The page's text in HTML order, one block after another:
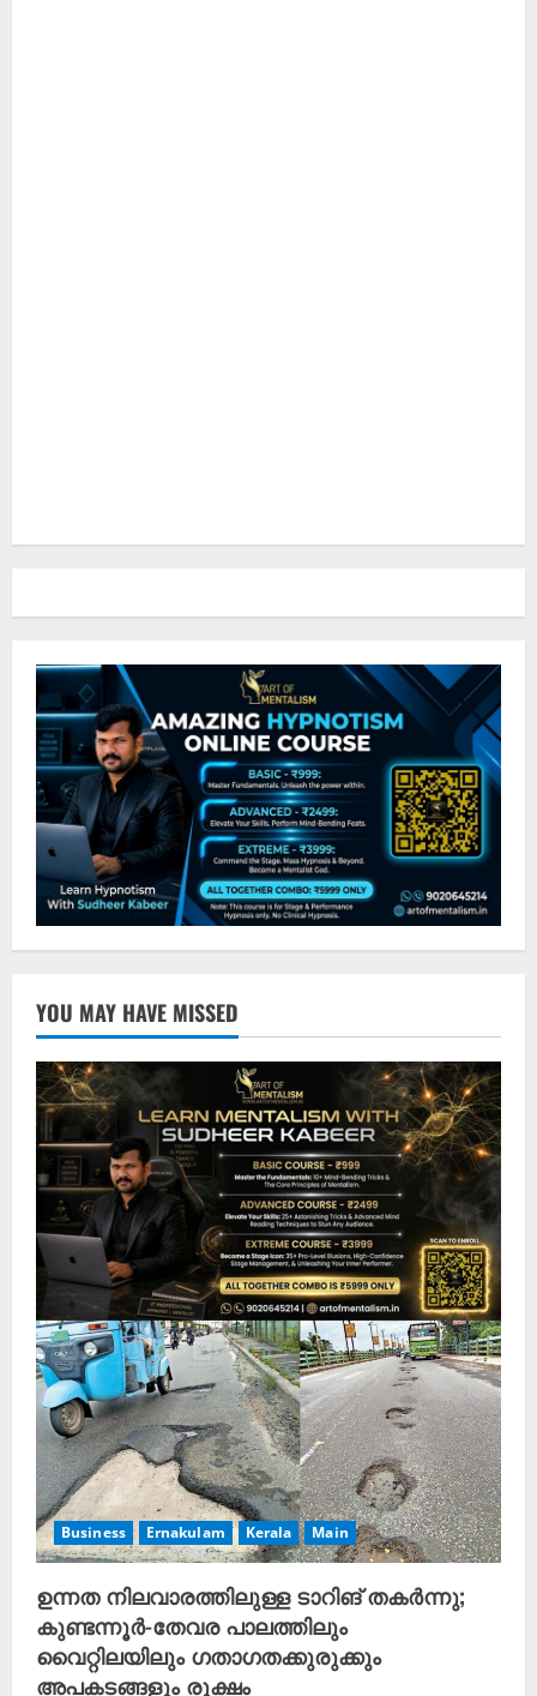
YOU MAY HAVE MISSED
Business Ernakulam Kerala Main
ഉന്നത നിലവാരത്തിലുള്ള ടാറിങ് തകർന്നു;
കുണ്ടന്നൂർ-തേവര പാലത്തിലും
വൈറ്റിലയിലും ഗതാഗതക്കുരുക്കും
അപകടങ്ങളും രൂക്ഷം